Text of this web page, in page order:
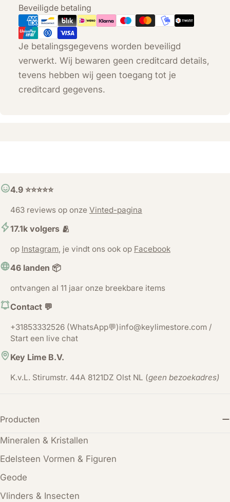
Beveiligde betaling
Betaalmethoden
Je betalingsgegevens worden beveiligd
verwerkt. Wij bewaren geen creditcard details,
tevens hebben wij geen toegang tot je
creditcard gegevens.
4.9 ⭐️⭐️⭐️⭐️⭐️
463 reviews op onze Vinted-pagina
17.1k volgers 🫂
op Instagram, je vindt ons ook op Facebook
46 landen 📦
ontvangen al 11 jaar onze breekbare items
Contact 💬
+31853332526 (WhatsApp💬)info@keylimestore.com /
Start een live chat
Key Lime B.V.
K.v.L. Stirumstr. 44A 8121DZ Olst NL (geen bezoekadres)
Producten
Mineralen & Kristallen
Edelsteen Vormen & Figuren
Geode
Vlinders & Insecten